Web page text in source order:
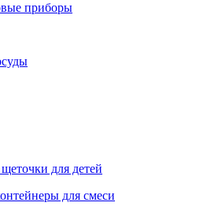
приборы
для детей
для смеси